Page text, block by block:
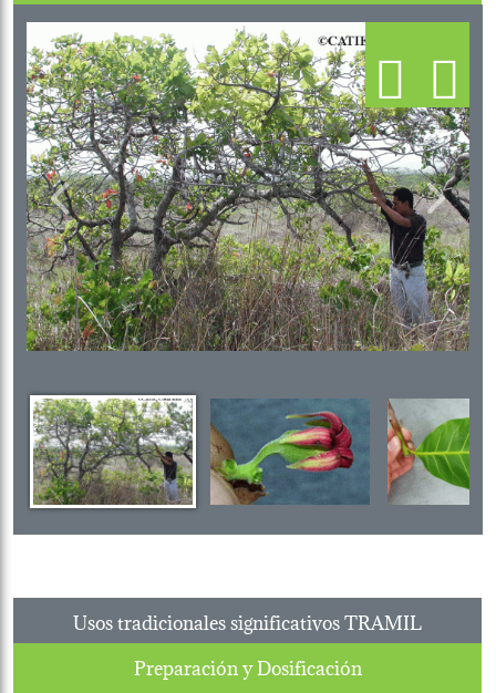
Previous Next
Usos tradicionales significativos TRAMIL
Preparación y Dosificación